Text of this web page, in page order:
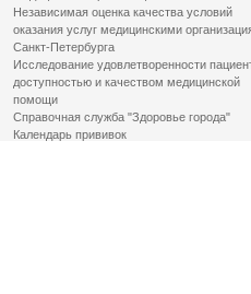
Независимая оценка качества условий
оказания услуг медицинскими
Санкт-Петербурга
Исследование удовлетворенности
доступностью и качеством медицинской
помощи
Справочная служба "Здоровье города"
Календарь прививок